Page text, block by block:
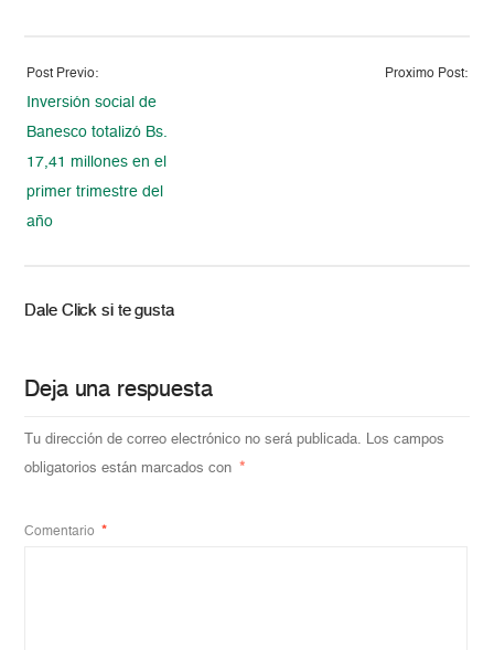
Post Previo:
Inversión social de
Banesco totalizó Bs.
17,41 millones en el
primer trimestre del
año
Proximo Post:
Dale Click si te gusta
Deja una respuesta
Tu dirección de correo electrónico no será publicada. Los campos
obligatorios están marcados con *
Comentario *